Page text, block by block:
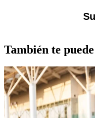
También te